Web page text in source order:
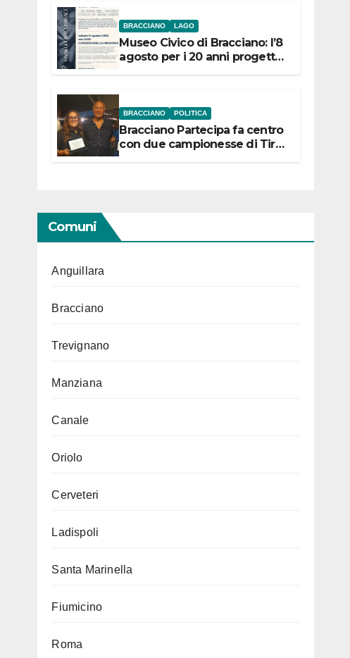
BRACCIANO LAGO
Museo Civico di Bracciano: l’8
agosto per i 20 anni progetto
BRACCIANO POLITICA
Bracciano Partecipa fa centro
con due campionesse di Tiro
Comuni
Anguillara
Bracciano
Trevignano
Manziana
Canale
Oriolo
Cerveteri
Ladispoli
Santa Marinella
Fiumicino
Roma